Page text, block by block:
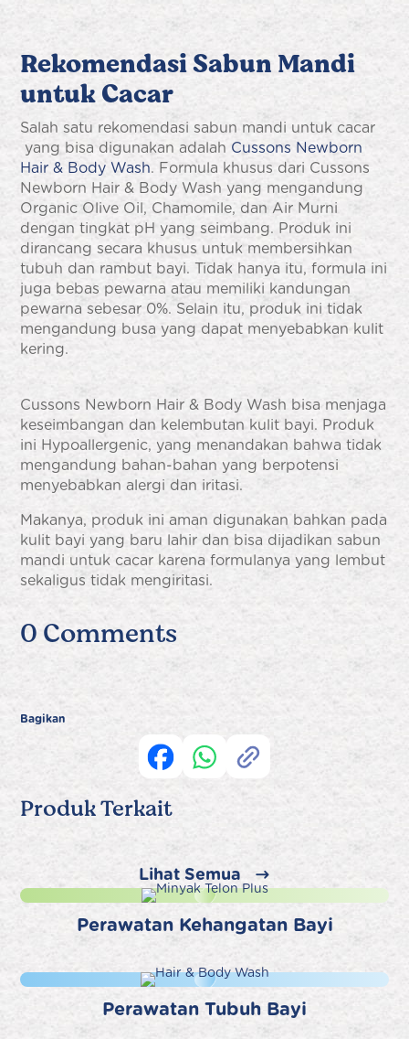
RekomendasiSabun Mandi
untuk Cacar
Salah satu rekomendasisabun mandi untuk cacar
yang bisa digunakan adalah Cussons Newborn
Hair & Body Wash. Formula khusus dari Cussons
Newborn Hair & Body Wash yang mengandung
Organic Olive Oil, Chamomile, dan Air Murni
dengan tingkat pH yang seimbang. Produk ini
dirancang secara khusus untuk membersihkan
tubuh dan rambut bayi. Tidak hanya itu, formula ini
juga bebas pewarna atau memiliki kandungan
pewarna sebesar 0%. Selain itu, produk ini tidak
mengandung busa yang dapat menyebabkan kulit
kering.
Cussons Newborn Hair & Body Wash bisa menjaga
keseimbangan dan kelembutan kulit bayi. Produk
ini Hypoallergenic, yang menandakan bahwa tidak
mengandung bahan-bahan yang berpotensi
menyebabkan alergi dan iritasi.
Makanya, produk ini aman digunakan bahkan pada
kulit bayi yang baru lahir dan bisa dijadikansabun
mandi untuk cacar karena formulanya yang lembut
sekaligus tidak mengiritasi.
0 Comments
Bagikan
Produk Terkait
Lihat Semua
Perawatan Kehangatan Bayi
Perawatan Tubuh Bayi